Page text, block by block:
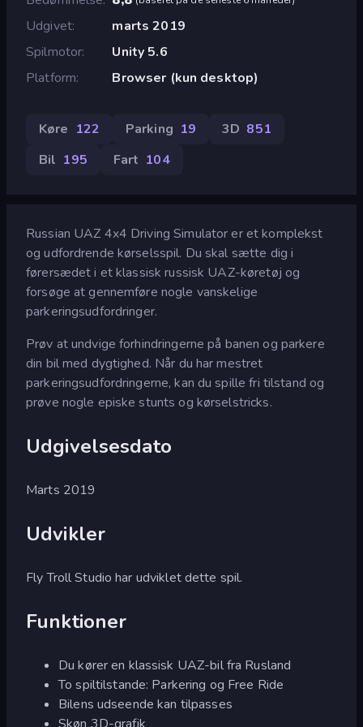
Udgivet
marts 2019
Spilmotor
Unity 5.6
Platform
Browser (kun desktop)
Køre 122 Parking 19 3D 851
Bil 195 Fart 104
Russian UAZ 4x4 Driving Simulator er et komplekst
og udfordrende kørselsspil. Du skal sætte dig i
førersædet i et klassisk russisk UAZ-køretøj og
forsøge at gennemføre nogle vanskelige
parkeringsudfordringer.
Prøv at undvige forhindringerne på banen og parkere
din bil med dygtighed. Når du har mestret
parkeringsudfordringerne, kan du spille fri tilstand og
prøve nogle episke stunts og kørselstricks.
Udgivelsesdato
Marts 2019
Udvikler
Fly Troll Studio har udviklet dette spil.
Funktioner
Du kører en klassisk UAZ-bil fra Rusland
To spiltilstande: Parkering og Free Ride
Bilens udseende kan tilpasses